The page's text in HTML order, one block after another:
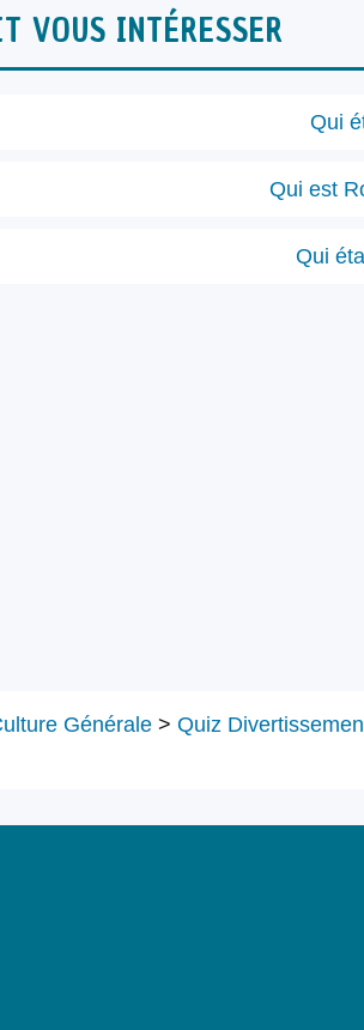
VOUS INTÉRESSER
Qui
Qui est
Qui
Générale > Quiz